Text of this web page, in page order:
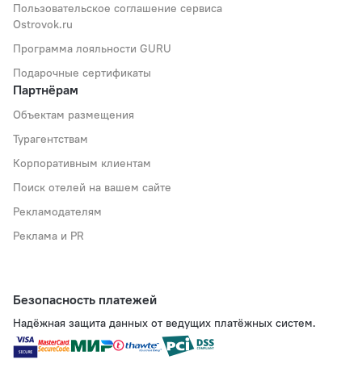
Пользовательское соглашение сервиса
Ostrovok.ru
Программа лояльности GURU
Подарочные сертификаты
Партнёрам
Объектам размещения
Турагентствам
Корпоративным клиентам
Поиск отелей на вашем сайте
Рекламодателям
Реклама и PR
Безопасность платежей
Надёжная защита данных от ведущих платёжных систем.